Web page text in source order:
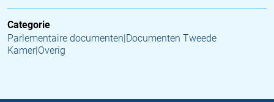
Categorie
Parlementaire documenten|Documenten Tweede
Kamer|Overig